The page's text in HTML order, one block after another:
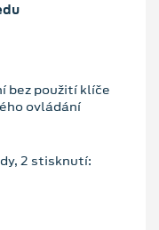
bez použití klíče
ovládání
2 stisknutí: